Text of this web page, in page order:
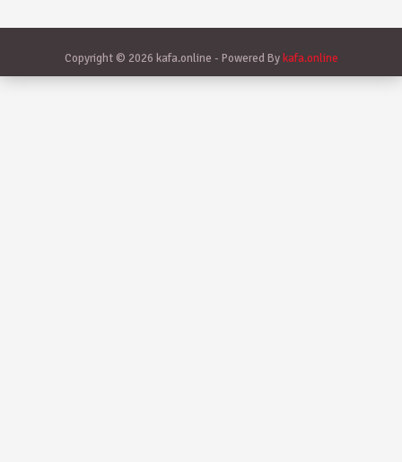
Copyright © 2026 kafa.online - Powered By kafa.online